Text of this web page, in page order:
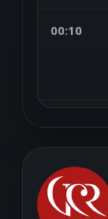
00:10